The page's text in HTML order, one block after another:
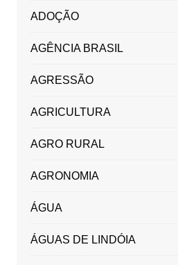
ADOÇÃO
AGÊNCIA BRASIL
AGRESSÃO
AGRICULTURA
AGRO RURAL
AGRONOMIA
ÁGUA
ÁGUAS DE LINDÓIA